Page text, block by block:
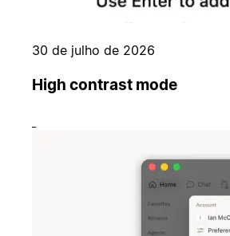
30 de julho de 2026
High contrast mode